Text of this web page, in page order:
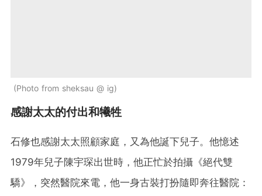
Photo from sheksau @ ig
感謝太太的付出和犧牲
石修也感謝太太照顧家庭，又為他誕下兒子。他憶述
1979年兒子陳宇琛出世時，他正忙於拍攝《絕代雙
驕》，突然醫院來電，他一身古裝打扮隨即奔往醫院：